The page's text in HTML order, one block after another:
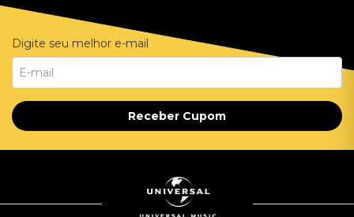
Digite seu melhor e-mail
Receber Cupom